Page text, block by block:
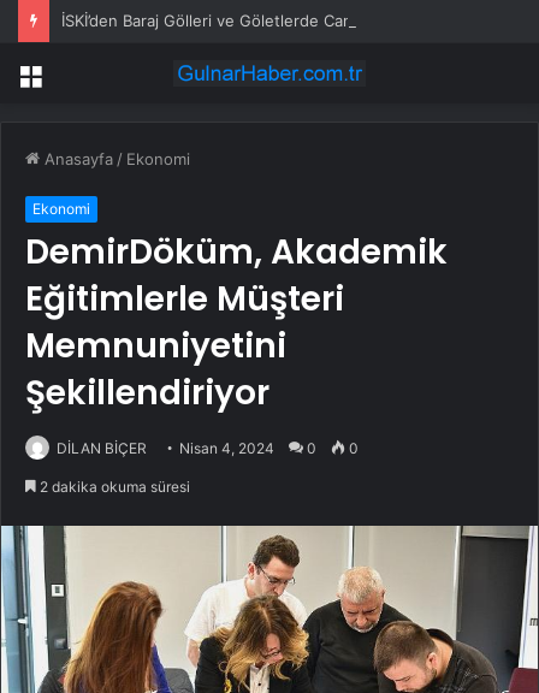
İSKİ’den Baraj Gölleri ve Göletlerde Can Güvenliği Uyarısı
Menü
Anasayfa / Ekonomi
Ekonomi
DemirDöküm, Akademik
Eğitimlerle Müşteri
Memnuniyetini
Şekillendiriyor
DİLAN BİÇER Nisan 4, 2024 0 0
2 dakika okuma süresi